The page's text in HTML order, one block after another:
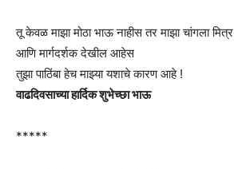
तू केवळ माझा मोठा भाऊ नाहीस तर माझा चांगला मित्र
आणि मार्गदर्शक देखील आहेस
तुझा पाठिंबा हेच माझ्या यशाचे कारण आहे !
वाढदिवसाच्या हार्दिक शुभेच्छा भाऊ
*****